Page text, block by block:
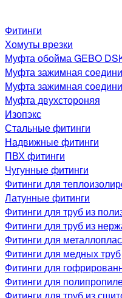
Фитинги
Хомуты врезки
Муфта обойма GEBO
Муфта зажимная
Муфта зажимная
Муфта двухстороняя
Изопэкс
Стальные фитинги
Надвижные фитинги
ПВХ фитинги
Чугунные фитинги
Фитинги для
Латунные фитинги
Фитинги для труб из
Фитинги для труб из
Фитинги для
Фитинги для медных труб
Фитинги для
Фитинги для